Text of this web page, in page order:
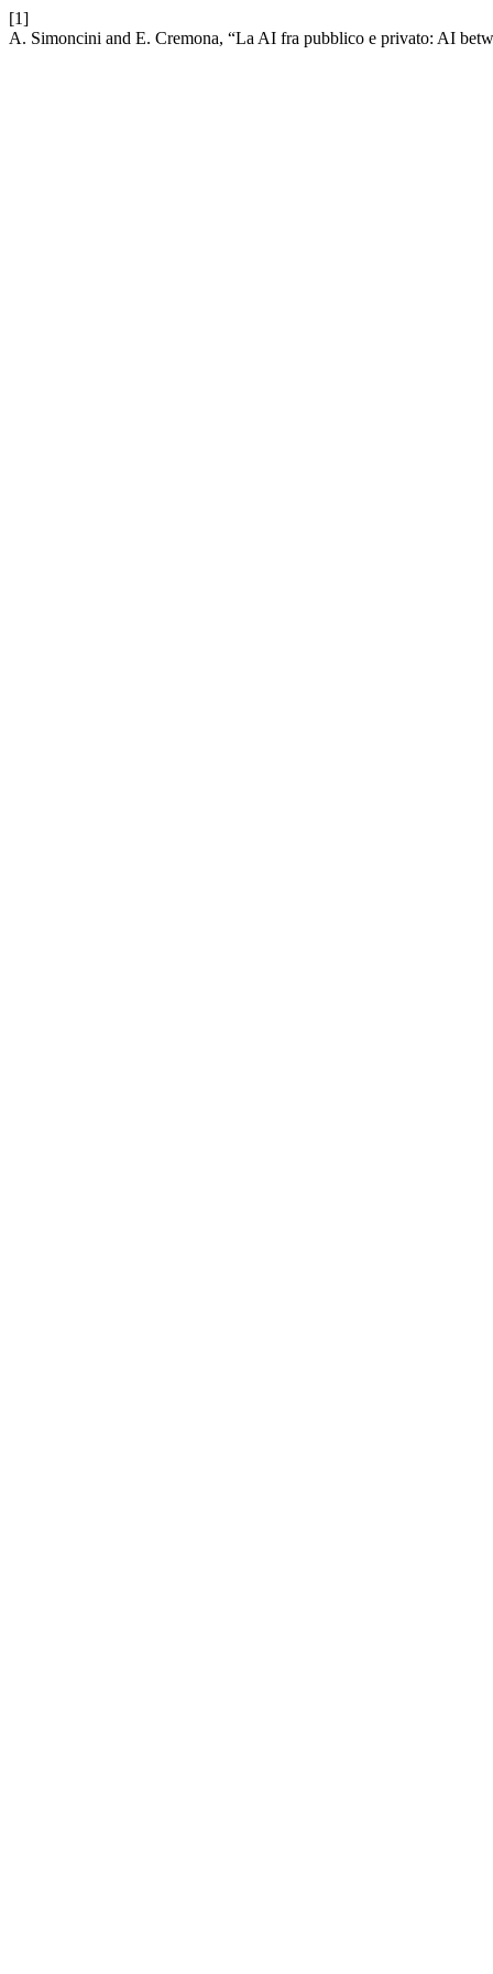
[1]
A. Simoncini and E. Cremona, “La AI fra pubblico e privato: AI